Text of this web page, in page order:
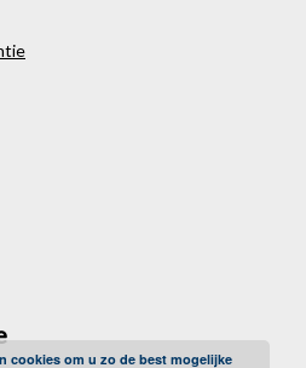
cookies om u zo de best mogelijke